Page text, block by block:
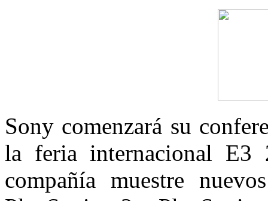
Sony comenzará su
la feria internacional E3
compañía muestre